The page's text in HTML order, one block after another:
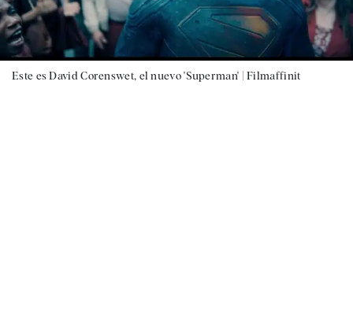
Este es David Corenswet, el nuevo 'Superman' |Filmaffinit